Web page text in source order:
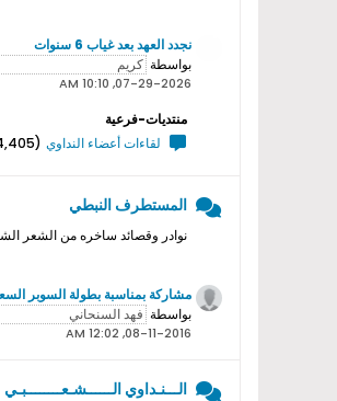
نجدد العهد بعد غياب 6 سنوات
بواسطة
07-29-2026, 10:10 AM
منتديات-فرعية
لقاءات أعضاء النداوي (90/4,405)
المستطرف النبطي
نوادر وقصائد ساخره من الشعر
مشاركة بمناسبة بطولة السوبر
بواسطة
08-11-2016, 12:02 AM
الـــنـداوي الــــــشـعــــــــبـي